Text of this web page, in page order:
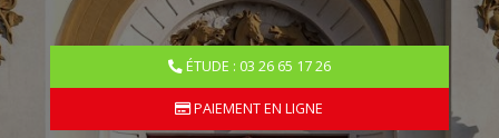
ÉTUDE : 03 26 65 17 26
PAIEMENT EN LIGNE